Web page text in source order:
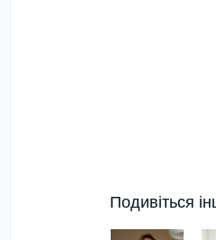
Подивіться